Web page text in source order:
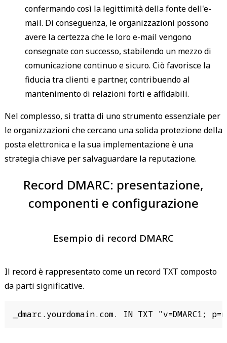
confermando così la legittimità della fonte dell'e-
mail. Di conseguenza, le organizzazioni possono
avere la certezza che le loro e-mail vengono
consegnate con successo, stabilendo un mezzo di
comunicazione continuo e sicuro. Ciò favorisce la
fiducia tra clienti e partner, contribuendo al
mantenimento di relazioni forti e affidabili.
Nel complesso, si tratta di uno strumento essenziale per
le organizzazioni che cercano una solida protezione della
posta elettronica e la sua implementazione è una
strategia chiave per salvaguardare la reputazione.
Record DMARC: presentazione,
componenti e configurazione
Esempio di record DMARC
Il record è rappresentato come un record TXT composto
da parti significative.
_dmarc.yourdomain.com. IN TXT "v=DMARC1;